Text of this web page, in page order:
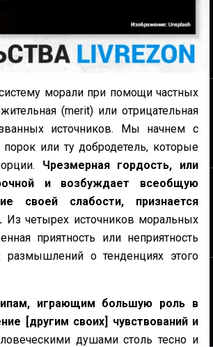
морали при помощи частных
(merit) или отрицательная
источников. Мы начнем с
или ту добродетель, которые
Чрезмерная гордость, или
и возбуждает всеобщую
своей слабости, признается
Из четырех источников моральных
приятность или неприятность
размышлений о тенденциях этого
играющим большую роль в
[другим своих] чувствований и
душами столь тесно и